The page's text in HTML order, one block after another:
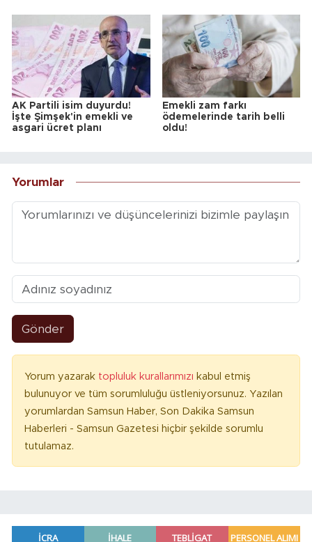
AK Partili isim duyurdu!
İşte Şimşek'in emekli ve
asgari ücret planı
Emekli zam farkı
ödemelerinde tarih belli
oldu!
Yorumlar
Gönder
Yorum yazarak topluluk kurallarımızı kabul etmiş
bulunuyor ve tüm sorumluluğu üstleniyorsunuz. Yazılan
yorumlardan Samsun Haber, Son Dakika Samsun
Haberleri - Samsun Gazetesi hiçbir şekilde sorumlu
tutulamaz.